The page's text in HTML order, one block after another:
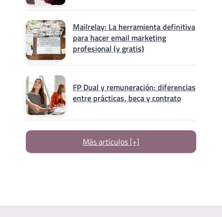
Mailrelay: La herramienta definitiva
para hacer email marketing
profesional (y gratis)
FP Dual y remuneración: diferencias
entre prácticas, beca y contrato
Más artículos [+]